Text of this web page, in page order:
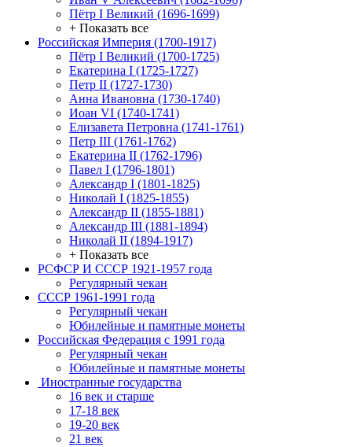
Пётр I Великий (1696-1699)
+ Показать все
Российская Империя (1700-1917)
Пётр I Великий (1700-1725)
Екатерина I (1725-1727)
Петр II (1727-1730)
Анна Ивановна (1730-1740)
Иоан VI (1740-1741)
Елизавета Петровна (1741-1761)
Петр III (1761-1762)
Екатерина II (1762-1796)
Павел I (1796-1801)
Александр I (1801-1825)
Николай I (1825-1855)
Александр II (1855-1881)
Александр III (1881-1894)
Николай II (1894-1917)
+ Показать все
РСФСР И СССР 1921-1957 года
Регулярный чекан
СССР 1961-1991 года
Регулярный чекан
Юбилейные и памятные монеты
Российская Федерация с 1991 года
Регулярный чекан
Юбилейные и памятные монеты
Иностранные государства
16 век и старше
17-18 век
19-20 век
21 век